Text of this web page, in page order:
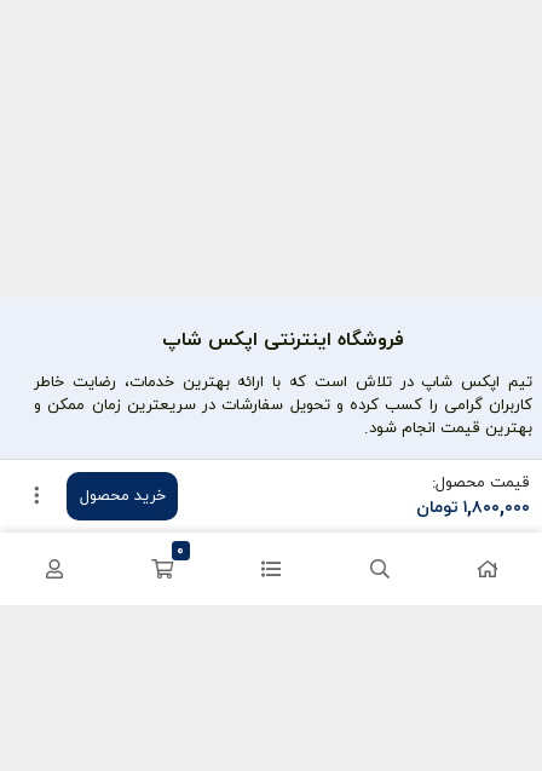
قیمت محصول:
تومان ۱,۸۰۰,۰۰۰
خرید محصول
فروشگاه اینترنتی اپکس شاپ
تیم اپکس شاپ در تلاش است که با ارائه بهترین خدمات، رضایت خاطر
کاربران گرامی را کسب کرده و تحویل سفارشات در سریعترین زمان ممکن و
بهترین قیمت انجام شود.
محصولات محبوب
سی پی کالاف
کریستال گنشین
دسترسی سریع
حساب کاربری
سفارشات
0